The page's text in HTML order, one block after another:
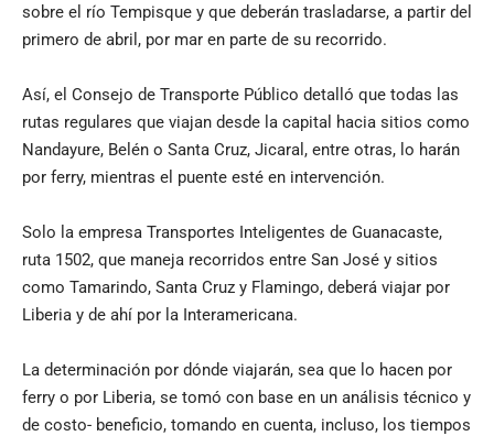
sobre el río Tempisque y que deberán trasladarse, a partir del
primero de abril, por mar en parte de su recorrido.
Así, el Consejo de Transporte Público detalló que todas las
rutas regulares que viajan desde la capital hacia sitios como
Nandayure, Belén o Santa Cruz, Jicaral, entre otras, lo harán
por ferry, mientras el puente esté en intervención.
Solo la empresa Transportes Inteligentes de Guanacaste,
ruta 1502, que maneja recorridos entre San José y sitios
como Tamarindo, Santa Cruz y Flamingo, deberá viajar por
Liberia y de ahí por la Interamericana.
La determinación por dónde viajarán, sea que lo hacen por
ferry o por Liberia, se tomó con base en un análisis técnico y
de costo- beneficio, tomando en cuenta, incluso, los tiempos